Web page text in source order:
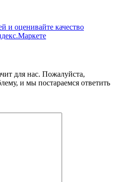
для нас. Пожалуйста,
и мы постараемся ответить